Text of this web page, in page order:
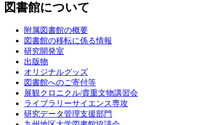
図書館について
附属図書館の概要
図書館の移転に係る情報
研究開発室
出版物
オリジナルグッズ
図書館へのご寄付等
展観クロニクル/貴重文物講習会
ライブラリーサイエンス専攻
研究データ管理支援部門